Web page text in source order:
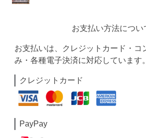
お支払い方法につい
お支払いは、クレジットカード・コ
み・各種電子決済に対応しています。
クレジットカード
PayPay